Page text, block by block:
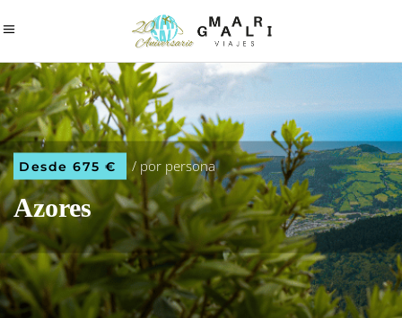
Desde 675 € / por persona
Azores